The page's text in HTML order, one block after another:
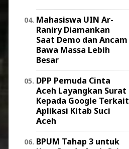
Mahasiswa UIN Ar-
Raniry Diamankan
Saat Demo dan Ancam
Bawa Massa Lebih
Besar
DPP Pemuda Cinta
Aceh Layangkan Surat
Kepada Google Terkait
Aplikasi Kitab Suci
Aceh
BPUM Tahap 3 untuk